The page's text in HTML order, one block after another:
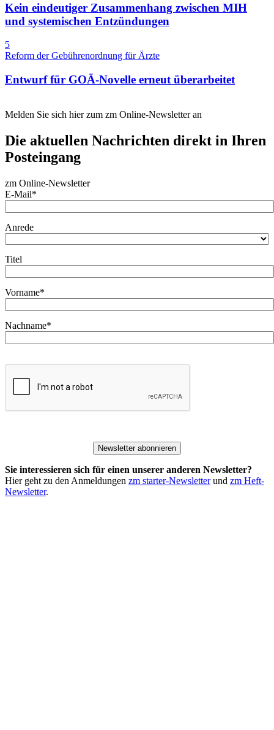
Kein eindeutiger Zusammenhang zwischen MIH
und systemischen Entzündungen
5
Reform der Gebührenordnung für Ärzte
Entwurf für GOÄ-Novelle erneut überarbeitet
Melden Sie sich hier zum zm Online-Newsletter an
Die aktuellen Nachrichten direkt in Ihren
Posteingang
zm Online-Newsletter
E-Mail*
Anrede
Titel
Vorname*
Nachname*
Newsletter abonnieren
Sie interessieren sich für einen unserer anderen Newsletter?
Hier geht zu den Anmeldungen zm starter-Newsletterund zm Heft-
Newsletter.